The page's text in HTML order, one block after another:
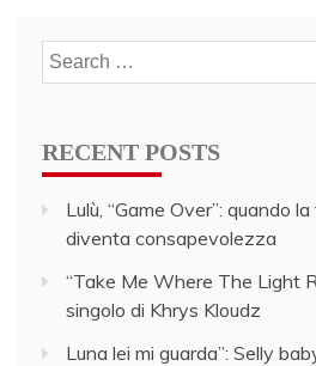
Search
for:
RECENT POSTS
Lulù, “Game Over”: quando
diventa consapevolezza
“Take Me Where The Light
singolo di Khrys Kloudz
Luna lei mi guarda”: Selly